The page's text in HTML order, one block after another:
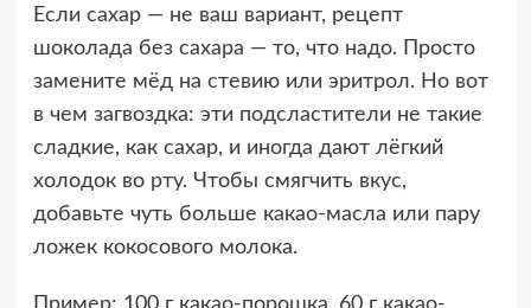
Если сахар — не ваш вариант, рецепт
шоколада без сахара — то, что надо. Просто
замените мёд на стевию или эритрол. Но вот
в чем загвоздка: эти подсластители не такие
сладкие, как сахар, и иногда дают лёгкий
холодок во рту. Чтобы смягчить вкус,
добавьте чуть больше какао-масла или пару
ложек кокосового молока.